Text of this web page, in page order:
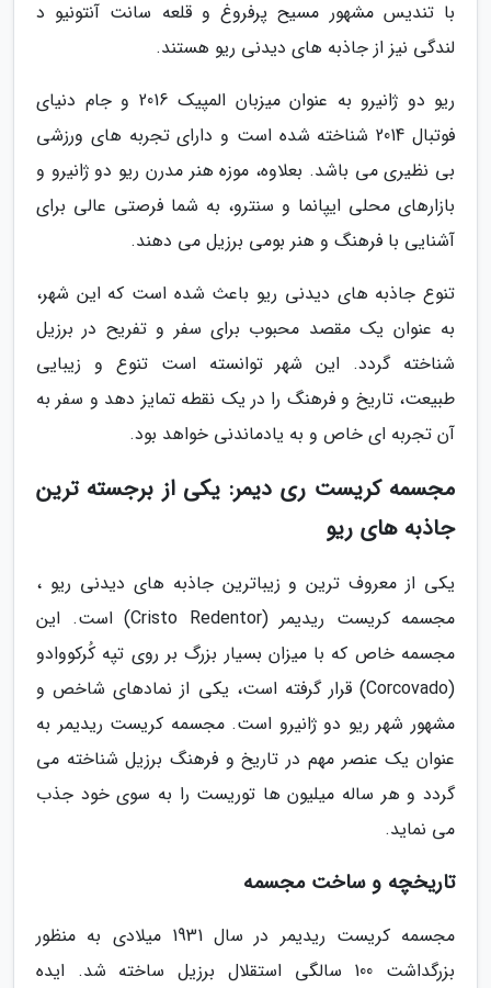
با تندیس مشهور مسیح پرفروغ و قلعه سانت آنتونیو د
لندگی نیز از جاذبه های دیدنی ریو هستند.
ریو دو ژانیرو به عنوان میزبان المپیک 2016 و جام دنیای
فوتبال 2014 شناخته شده است و دارای تجربه های ورزشی
بی نظیری می باشد. بعلاوه، موزه هنر مدرن ریو دو ژانیرو و
بازارهای محلی ایپانما و سنترو، به شما فرصتی عالی برای
آشنایی با فرهنگ و هنر بومی برزیل می دهند.
تنوع جاذبه های دیدنی ریو باعث شده است که این شهر،
به عنوان یک مقصد محبوب برای سفر و تفریح در برزیل
شناخته گردد. این شهر توانسته است تنوع و زیبایی
طبیعت، تاریخ و فرهنگ را در یک نقطه تمایز دهد و سفر به
آن تجربه ای خاص و به یادماندنی خواهد بود.
مجسمه کریست ری دیمر: یکی از برجسته ترین
جاذبه های ریو
یکی از معروف ترین و زیباترین جاذبه های دیدنی ریو ،
مجسمه کریست ریدیمر (Cristo Redentor) است. این
مجسمه خاص که با میزان بسیار بزرگ بر روی تپه کُرکووادو
(Corcovado) قرار گرفته است، یکی از نمادهای شاخص و
مشهور شهر ریو دو ژانیرو است. مجسمه کریست ریدیمر به
عنوان یک عنصر مهم در تاریخ و فرهنگ برزیل شناخته می
گردد و هر ساله میلیون ها توریست را به سوی خود جذب
می نماید.
تاریخچه و ساخت مجسمه
مجسمه کریست ریدیمر در سال 1931 میلادی به منظور
بزرگداشت 100 سالگی استقلال برزیل ساخته شد. ایده